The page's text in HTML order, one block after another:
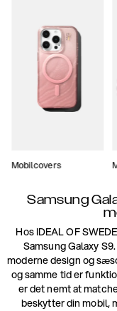
Mobilcovers
Samsung
Hos IDEAL OF
Samsung Galaxy
moderne design og
og samme tid er
er det nemt at
beskytter din mobil,